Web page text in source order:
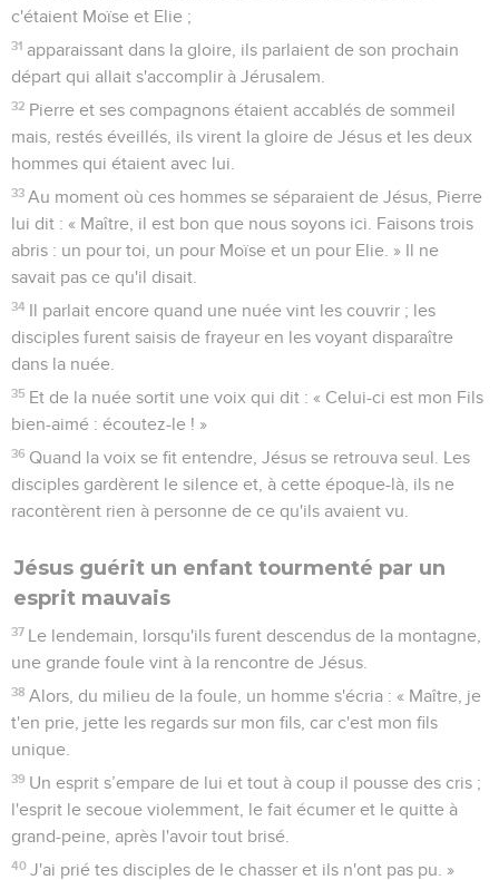
c'étaient Moïse et Elie ;
31 apparaissant dans la gloire, ils parlaient de son prochain
départ qui allait s'accomplir à Jérusalem.
32 Pierre et ses compagnons étaient accablés de sommeil
mais, restés éveillés, ils virent la gloire de Jésus et les deux
hommes qui étaient avec lui.
33 Au moment où ces hommes se séparaient de Jésus, Pierre
lui dit : « Maître, il est bon que nous soyons ici. Faisons trois
abris : un pour toi, un pour Moïse et un pour Elie. » Il ne
savait pas ce qu'il disait.
34 Il parlait encore quand une nuée vint les couvrir ; les
disciples furent saisis de frayeur en les voyant disparaître
dans la nuée.
35 Et de la nuée sortit une voix qui dit : « Celui-ci est mon Fils
bien-aimé : écoutez-le ! »
36 Quand la voix se fit entendre, Jésus se retrouva seul. Les
disciples gardèrent le silence et, à cette époque-là, ils ne
racontèrent rien à personne de ce qu'ils avaient vu.
Jésus guérit un enfant tourmenté par un
esprit mauvais
37 Le lendemain, lorsqu'ils furent descendus de la montagne,
une grande foule vint à la rencontre de Jésus.
38 Alors, du milieu de la foule, un homme s'écria : « Maître, je
t'en prie, jette les regards sur mon fils, car c'est mon fils
unique.
39 Un esprit s’empare de lui et tout à coup il pousse des cris ;
l'esprit le secoue violemment, le fait écumer et le quitte à
grand-peine, après l'avoir tout brisé.
40 J'ai prié tes disciples de le chasser et ils n'ont pas pu. »